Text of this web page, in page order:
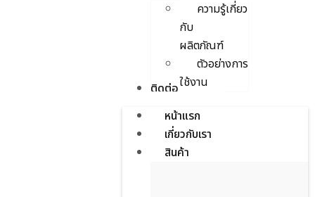
ความรู้เกี่ยว
กับ
ผลิตภัณฑ์
ตัวอย่างการ
ใช้งาน
ติดต่อเรา
หน้าแรก
เกี่ยวกับเรา
สินค้า